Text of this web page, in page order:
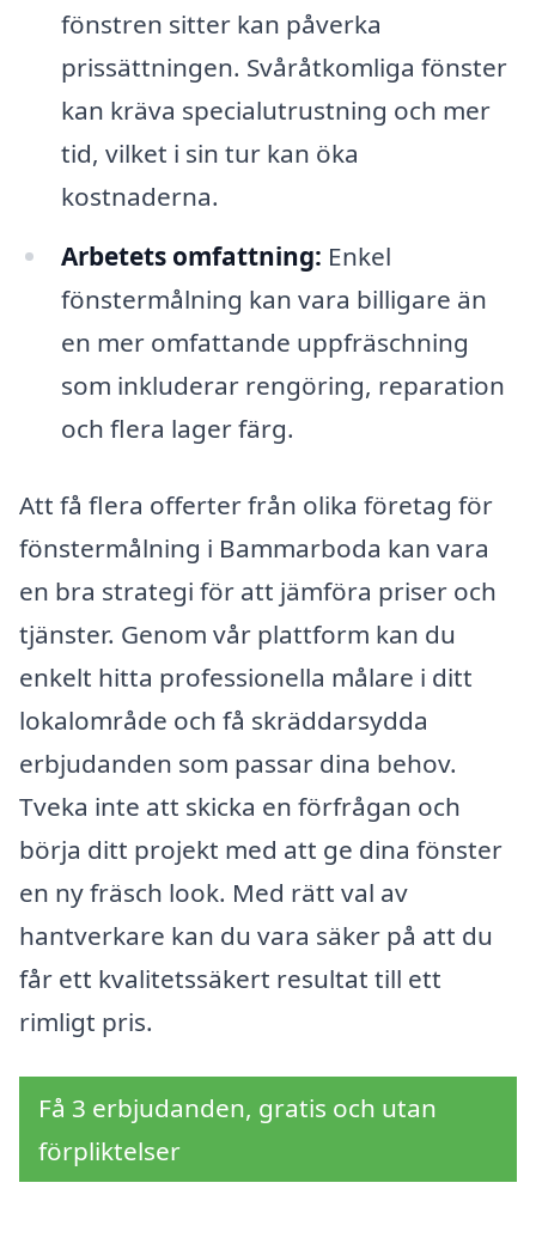
fönstren sitter kan påverka
prissättningen. Svåråtkomliga fönster
kan kräva specialutrustning och mer
tid, vilket i sin tur kan öka
kostnaderna.
Arbetets omfattning: Enkel
fönstermålning kan vara billigare än
en mer omfattande uppfräschning
som inkluderar rengöring, reparation
och flera lager färg.
Att få flera offerter från olika företag för
fönstermålning i Bammarboda kan vara
en bra strategi för att jämföra priser och
tjänster. Genom vår plattform kan du
enkelt hitta professionella målare i ditt
lokalområde och få skräddarsydda
erbjudanden som passar dina behov.
Tveka inte att skicka en förfrågan och
börja ditt projekt med att ge dina fönster
en ny fräsch look. Med rätt val av
hantverkare kan du vara säker på att du
får ett kvalitetssäkert resultat till ett
rimligt pris.
Få 3 erbjudanden, gratis och utan
förpliktelser